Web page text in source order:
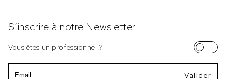
S’inscrire à notre Newsletter
Vous êtes un professionnel ?